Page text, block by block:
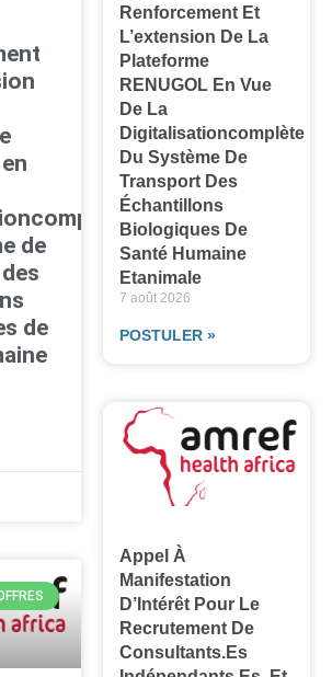
de
de
Renforcement Et
L’extension De La
Plateforme
RENUGOL En Vue
De La
Digitalisationcomplète
Du Système De
Transport Des
Échantillons
Biologiques De
Santé Humaine
Etanimale
7 août 2026
POSTULER »
Appel À
Manifestation
D’Intérêt Pour Le
Recrutement De
Consultants.es